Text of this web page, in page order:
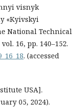
visnyk
«Kyivskyi
National Technical
16, pp. 140–152.
. (accessed
USA].
05, 2024).